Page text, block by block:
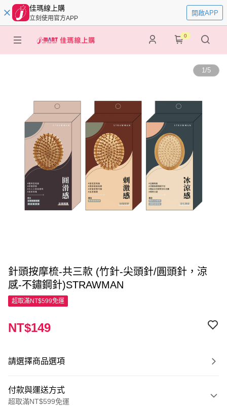
佳瑪線上購
立刻使用官方APP
開啟APP
0
1/5
針頭按摩梳-共三款 (竹針-尖頭針/圓頭針，涼
感-不鏽鋼針)STRAWMAN
超取滿NT$599免運
NT$149
請選擇商品選項
付款與運送方式
超取滿NT$599免運